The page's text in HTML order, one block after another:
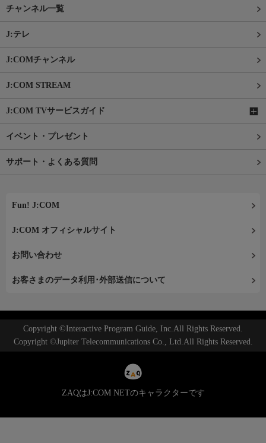
チャンネル一覧
J:テレ
J:COMチャンネル
J:COM STREAM
J:COM TVサービスガイド
イベント・プレゼント
サポート・よくある質問
Fun! J:COM
J:COM オフィシャルサイト
お問い合わせ
お客さまのデータ利用･外部送信について
Copyright ©Interactive Program Guide, Inc.All Rights Reserved.
Copyright ©Jupiter Telecommunications Co., Ltd.All Rights Reserved.
ZAQはJ:COM NETのキャラクターです